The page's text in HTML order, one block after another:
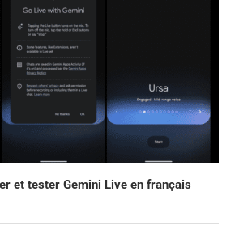
et tester Gemini Live en français